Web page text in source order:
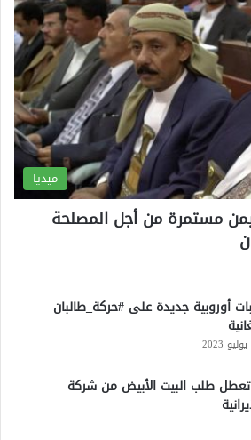
ميديا
مستمرة من أجل المصلحة
أوروبية جديدة على #حركة_طالبان
تعطل طلب البيت الأبيض من شركة